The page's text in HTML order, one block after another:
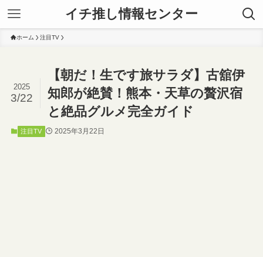
イチ推し情報センター
ホーム 注目TV
【朝だ！生です旅サラダ】古舘伊
知郎が絶賛！熊本・天草の贅沢宿
と絶品グルメ完全ガイド
2025
3/22
注目TV 2025年3月22日